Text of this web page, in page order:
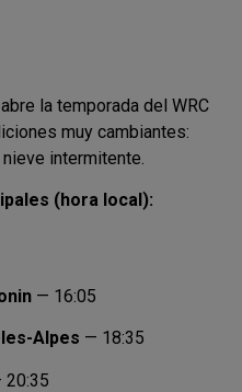
abre la temporada del WRC
muy cambiantes:
intermitente.
(hora local):
— 16:05
Alpes — 18:35
20:35